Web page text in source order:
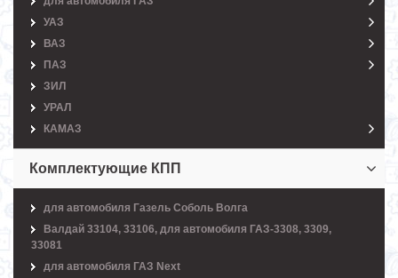
УАЗ
ВАЗ
ПАЗ
ЗИЛ
УРАЛ
КАМАЗ
Комплектующие КПП
для автомобиля Газель Соболь Волга
Валдай 33104, 33106, для автомобиля ГАЗ-3308, 3309,
33081
для автомобиля ГАЗ Next